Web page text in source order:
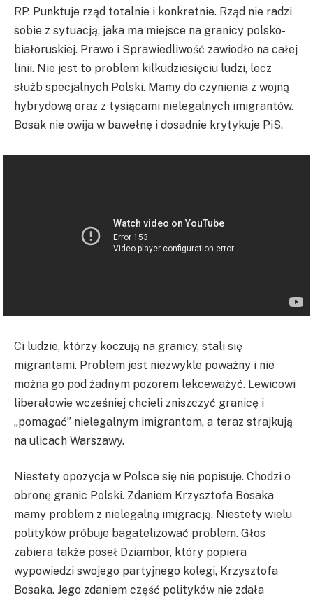
RP. Punktuje rząd totalnie i konkretnie. Rząd nie radzi
sobie z sytuacją, jaka ma miejsce na granicy polsko-
białoruskiej. Prawo i Sprawiedliwość zawiodło na całej
linii. Nie jest to problem kilkudziesięciu ludzi, lecz
służb specjalnych Polski. Mamy do czynienia z wojną
hybrydową oraz z tysiącami nielegalnych imigrantów.
Bosak nie owija w bawełnę i dosadnie krytykuje PiS.
Ci ludzie, którzy koczują na granicy, stali się
migrantami. Problem jest niezwykle poważny i nie
można go pod żadnym pozorem lekceważyć. Lewicowi
liberałowie wcześniej chcieli zniszczyć granicę i
„pomagać” nielegalnym imigrantom, a teraz strajkują
na ulicach Warszawy.
Niestety opozycja w Polsce się nie popisuje. Chodzi o
obronę granic Polski. Zdaniem Krzysztofa Bosaka
mamy problem z nielegalną imigracją. Niestety wielu
polityków próbuje bagatelizować problem. Głos
zabiera także poseł Dziambor, który popiera
wypowiedzi swojego partyjnego kolegi, Krzysztofa
Bosaka. Jego zdaniem część polityków nie zdała